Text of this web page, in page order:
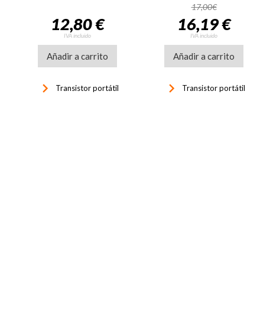
12,80 €
IVA incluido
Añadir a carrito
keyboard_arrow_right Transistor portátil
17,00€
16,19 €
IVA incluido
Añadir a carrito
keyboard_arrow_right Transistor portátil